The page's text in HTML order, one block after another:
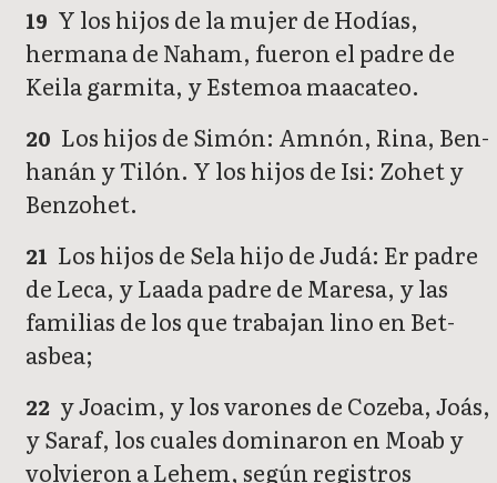
19 Y los hijos de la mujer de Hodías,
hermana de Naham, fueron el padre de
Keila garmita, y Estemoa maacateo.
20 Los hijos de Simón: Amnón, Rina, Ben-
hanán y Tilón. Y los hijos de Isi: Zohet y
Benzohet.
21 Los hijos de Sela hijo de Judá: Er padre
de Leca, y Laada padre de Maresa, y las
familias de los que trabajan lino en Bet-
asbea;
22 y Joacim, y los varones de Cozeba, Joás,
y Saraf, los cuales dominaron en Moab y
volvieron a Lehem, según registros